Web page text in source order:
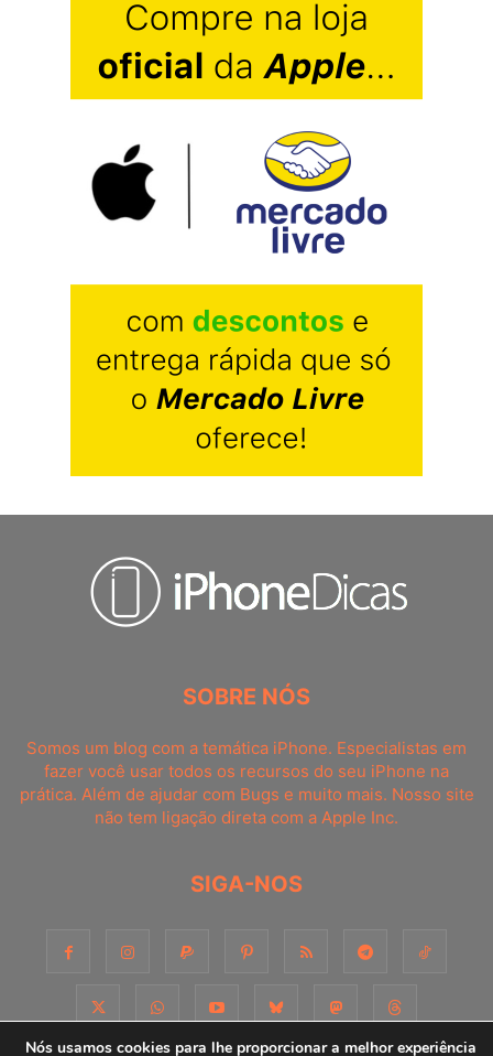
SOBRE NÓS
Somos um blog com a temática iPhone. Especialistas em
fazer você usar todos os recursos do seu iPhone na
prática. Além de ajudar com Bugs e muito mais. Nosso site
não tem ligação direta com a Apple Inc.
SIGA-NOS
Nós usamos cookies para lhe proporcionar a melhor experiência